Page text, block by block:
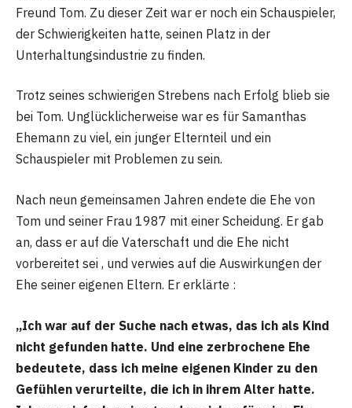
Freund Tom. Zu dieser Zeit war er noch ein Schauspieler,
der Schwierigkeiten hatte, seinen Platz in der
Unterhaltungsindustrie zu finden.
Trotz seines schwierigen Strebens nach Erfolg blieb sie
bei Tom. Unglücklicherweise war es für Samanthas
Ehemann zu viel, ein junger Elternteil und ein
Schauspieler mit Problemen zu sein.
Nach neun gemeinsamen Jahren endete die Ehe von
Tom und seiner Frau 1987 mit einer Scheidung. Er gab
an, dass er auf die Vaterschaft und die Ehe nicht
vorbereitet sei , und verwies auf die Auswirkungen der
Ehe seiner eigenen Eltern. Er erklärte :
„Ich war auf der Suche nach etwas, das ich als Kind
nicht gefunden hatte. Und eine zerbrochene Ehe
bedeutete, dass ich meine eigenen Kinder zu den
Gefühlen verurteilte, die ich in ihrem Alter hatte.